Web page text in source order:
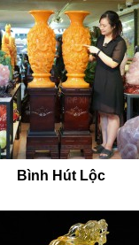
trạng thái cân bằng
từ mặt trời sẽ nạp
hiện định kỳ 2–3
vẹn, duy trì năng
quản:
hưởng đến bề mặt
Bình Hút Lộc